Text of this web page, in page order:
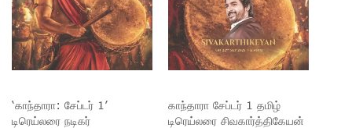
‘காந்தாரா: சேப்டர் 1’
டிரெய்லரை நடிகர்
காந்தாரா சேப்டர் 1 தமிழ்
டிரெய்லரை சிவகார்த்திகேயன்